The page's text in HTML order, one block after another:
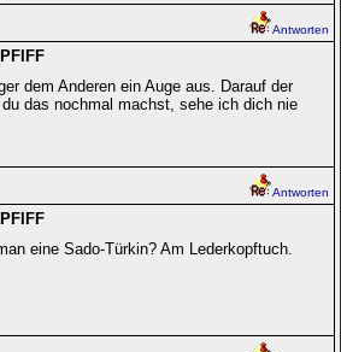
Antworten
dem Anderen ein Auge aus. Darauf der
das nochmal machst, sehe ich dich nie
Antworten
eine Sado-Türkin? Am Lederkopftuch.